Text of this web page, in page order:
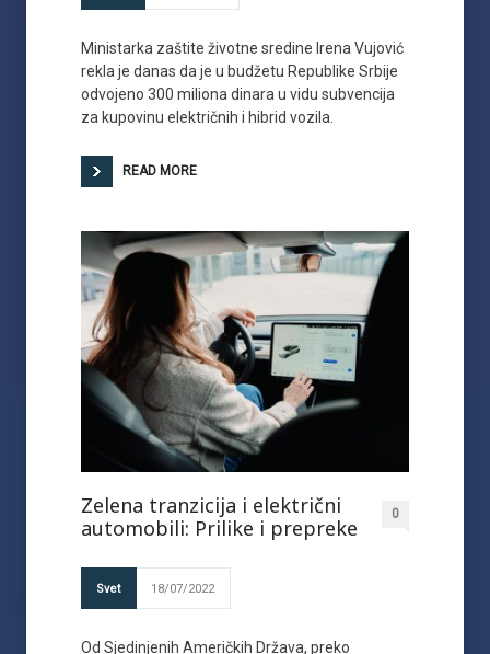
Ministarka zaštite životne sredine Irena Vujović
rekla je danas da je u budžetu Republike Srbije
odvojeno 300 miliona dinara u vidu subvencija
za kupovinu električnih i hibrid vozila.
READ MORE
Zelena tranzicija i električni
automobili: Prilike i prepreke
0
Svet 18/07/2022
Od Sjedinjenih Američkih Država, preko